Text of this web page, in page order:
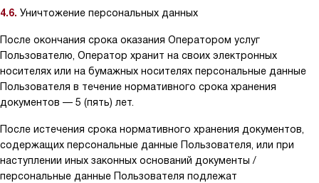
4.6. Уничтожение персональных данных
После окончания срока оказания Оператором услуг
Пользователю, Оператор хранит на своих электронных
носителях или на бумажных носителях персональные данные
Пользователя в течение нормативного срока хранения
документов — 5 (пять) лет.
После истечения срока нормативного хранения документов,
содержащих персональные данные Пользователя, или при
наступлении иных законных оснований документы /
персональные данные Пользователя подлежат